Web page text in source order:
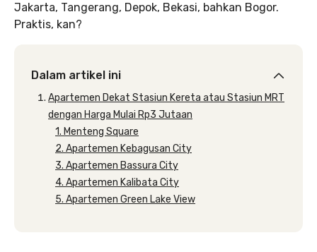
Jakarta, Tangerang, Depok, Bekasi, bahkan Bogor.
Praktis, kan?
Dalam artikel ini
Apartemen Dekat Stasiun Kereta atau Stasiun MRT
dengan Harga Mulai Rp3 Jutaan
1. Menteng Square
2. Apartemen Kebagusan City
3. Apartemen Bassura City
4. Apartemen Kalibata City
5. Apartemen Green Lake View